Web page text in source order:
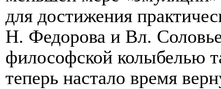
для достижения
Н. Федорова и Вл.
философской колыбелью
теперь настало время